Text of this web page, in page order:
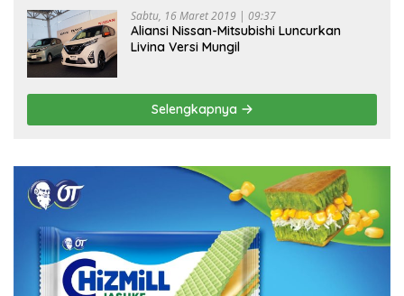
Sabtu, 16 Maret 2019 | 09:37
Aliansi Nissan-Mitsubishi Luncurkan
Livina Versi Mungil
Selengkapnya